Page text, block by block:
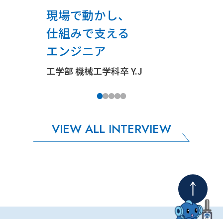
現場で動かし、
仕組みで支える
エンジニア
工学部 機械工学科卒 Y.J
VIEW ALL INTERVIEW